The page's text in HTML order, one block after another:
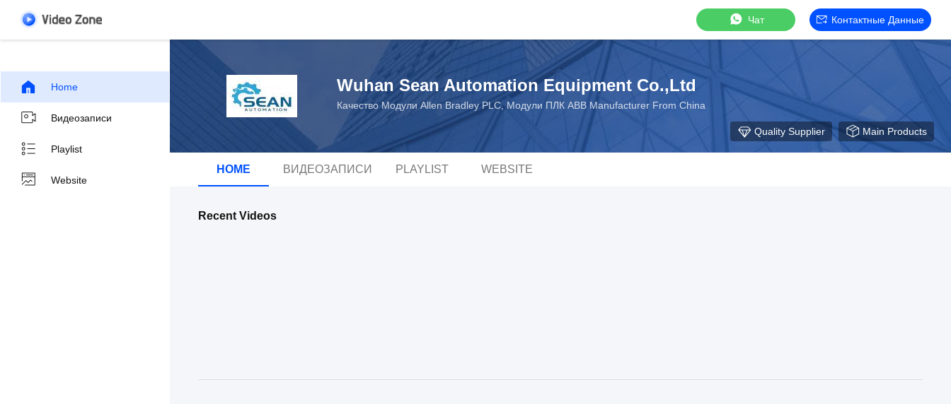
Чат Контактные Данные
Home
Видеозаписи
Playlist
Website
Wuhan Sean Automation Equipment Co.,Ltd
Качество Модули Allen Bradley PLC, Модули ПЛК ABB Manufacturer From China
Quality Supplier Main Products
HOME ВИДЕОЗАПИСИ PLAYLIST WEBSITE
Recent Videos